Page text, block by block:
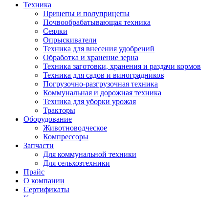
Техника
Прицепы и полуприцепы
Почвообрабатывающая техника
Сеялки
Опрыскиватели
Техника для внесения удобрений
Обработка и хранение зерна
Техника заготовки, хранения и раздачи кормов
Техника для садов и виноградников
Погрузочно-разгрузочная техника
Коммунальная и дорожная техника
Техника для уборки урожая
Тракторы
Оборудование
Животноводческое
Компрессоры
Запчасти
Для коммунальной техники
Для сельхозтехники
Прайс
О компании
Сертификаты